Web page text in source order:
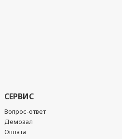
СЕРВИС
Вопрос-ответ
Демозал
Оплата